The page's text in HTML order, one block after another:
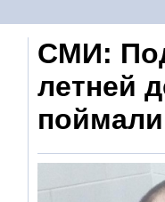
СМИ:
летней